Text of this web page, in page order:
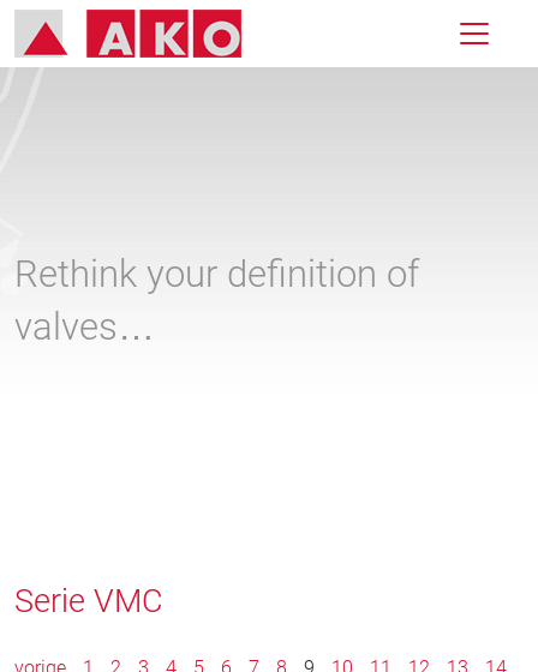
Rethink your definition of
valves…
Serie VMC